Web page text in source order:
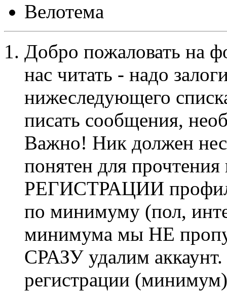
Велотема
Добро пожаловать на
нас читать - надо
нижеследующего
писать сообщения,
Важно! Ник должен
понятен для
РЕГИСТРАЦИИ профиль
по минимуму (пол,
минимума мы НЕ
СРАЗУ удалим
регистрации